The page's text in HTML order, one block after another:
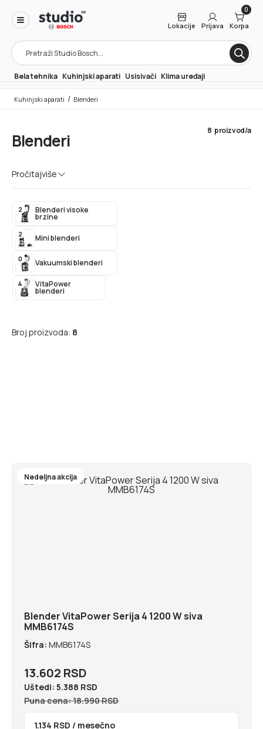
Products
search
Lokacije Prijava
0
Korpa
Bela tehnika Kuhinjski aparati Usisivači Klima uređaji
Kuhinjski aparati / Blenderi
Blenderi 8 proizvod/a
funkcija – u zavisnosti od vaših potreba, odlučite se za
Pročitajviše
Blenderi visoke
brzine
2
Mini blenderi
2
Vakuumski blenderi
0
VitaPower
blenderi
4
Broj proizvoda: 8
Nedeljna akcija
Blender VitaPower Serija 4 1200 W siva
MMB6174S
Šifra: MMB6174S
13.602 RSD
Uštedi: 5.388 RSD
Puna cena: 18.990 RSD
1.134 RSD / mesečno